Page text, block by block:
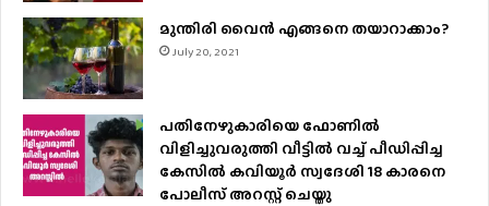
മുന്തിരി വൈന്‍ എങ്ങനെ തയാറാക്കാം?
July 20, 2021
പതിനേഴുകാരിയെ ഫോണിൽ
വിളിച്ചുവരുത്തി വീട്ടിൽ വച്ച് പീഡിപ്പിച്ച
കേസിൽ കവിയൂർ സ്വദേശി 18 കാരനെ
പോലീസ് അറസ്റ്റ് ചെയ്തു